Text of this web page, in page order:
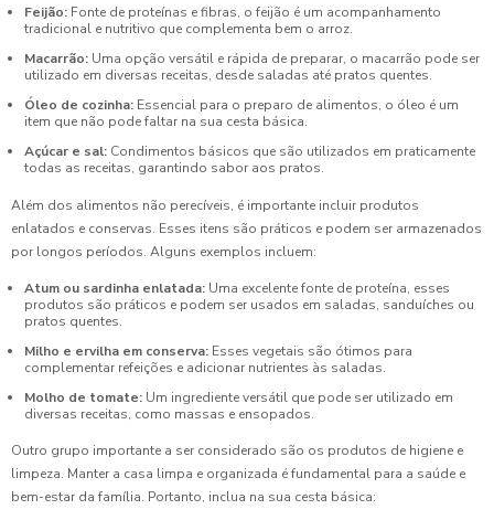
Feijão: Fonte de proteínas e fibras, o feijão é um acompanhamento
tradicional e nutritivo que complementa bem o arroz.
Macarrão: Uma opção versátil e rápida de preparar, o macarrão pode ser
utilizado em diversas receitas, desde saladas até pratos quentes.
Óleo de cozinha: Essencial para o preparo de alimentos, o óleo é um
item que não pode faltar na sua cesta básica.
Açúcar e sal: Condimentos básicos que são utilizados em praticamente
todas as receitas, garantindo sabor aos pratos.
Além dos alimentos não perecíveis, é importante incluir produtos
enlatados e conservas. Esses itens são práticos e podem ser armazenados
por longos períodos. Alguns exemplos incluem:
Atum ou sardinha enlatada: Uma excelente fonte de proteína, esses
produtos são práticos e podem ser usados em saladas, sanduíches ou
pratos quentes.
Milho e ervilha em conserva: Esses vegetais são ótimos para
complementar refeições e adicionar nutrientes às saladas.
Molho de tomate: Um ingrediente versátil que pode ser utilizado em
diversas receitas, como massas e ensopados.
Outro grupo importante a ser considerado são os produtos de higiene e
limpeza. Manter a casa limpa e organizada é fundamental para a saúde e
bem-estar da família. Portanto, inclua na sua cesta básica: